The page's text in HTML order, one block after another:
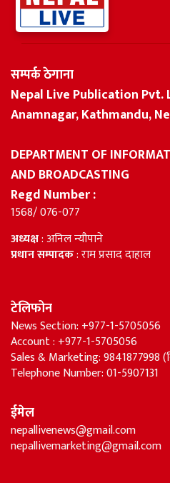
सम्पर्क ठेगाना
Nepal Live Publication Pvt.
Anamnagar, Kathmandu,
DEPARTMENT OF
AND BROADCASTING
Regd Number :
1568/ 076-077
अध्यक्ष: अनिल न्यौपाने
प्रधान सम्पादक: राम प्रसाद दाहाल
टेलिफोन
News Section: +977-1-5705056
Account : +977-1-5705056
Sales & Marketing: 9841877998
Telephone Number: 01-5907131
ईमेल
nepallivenews@gmail.com
nepallivemarketing@gmail.com